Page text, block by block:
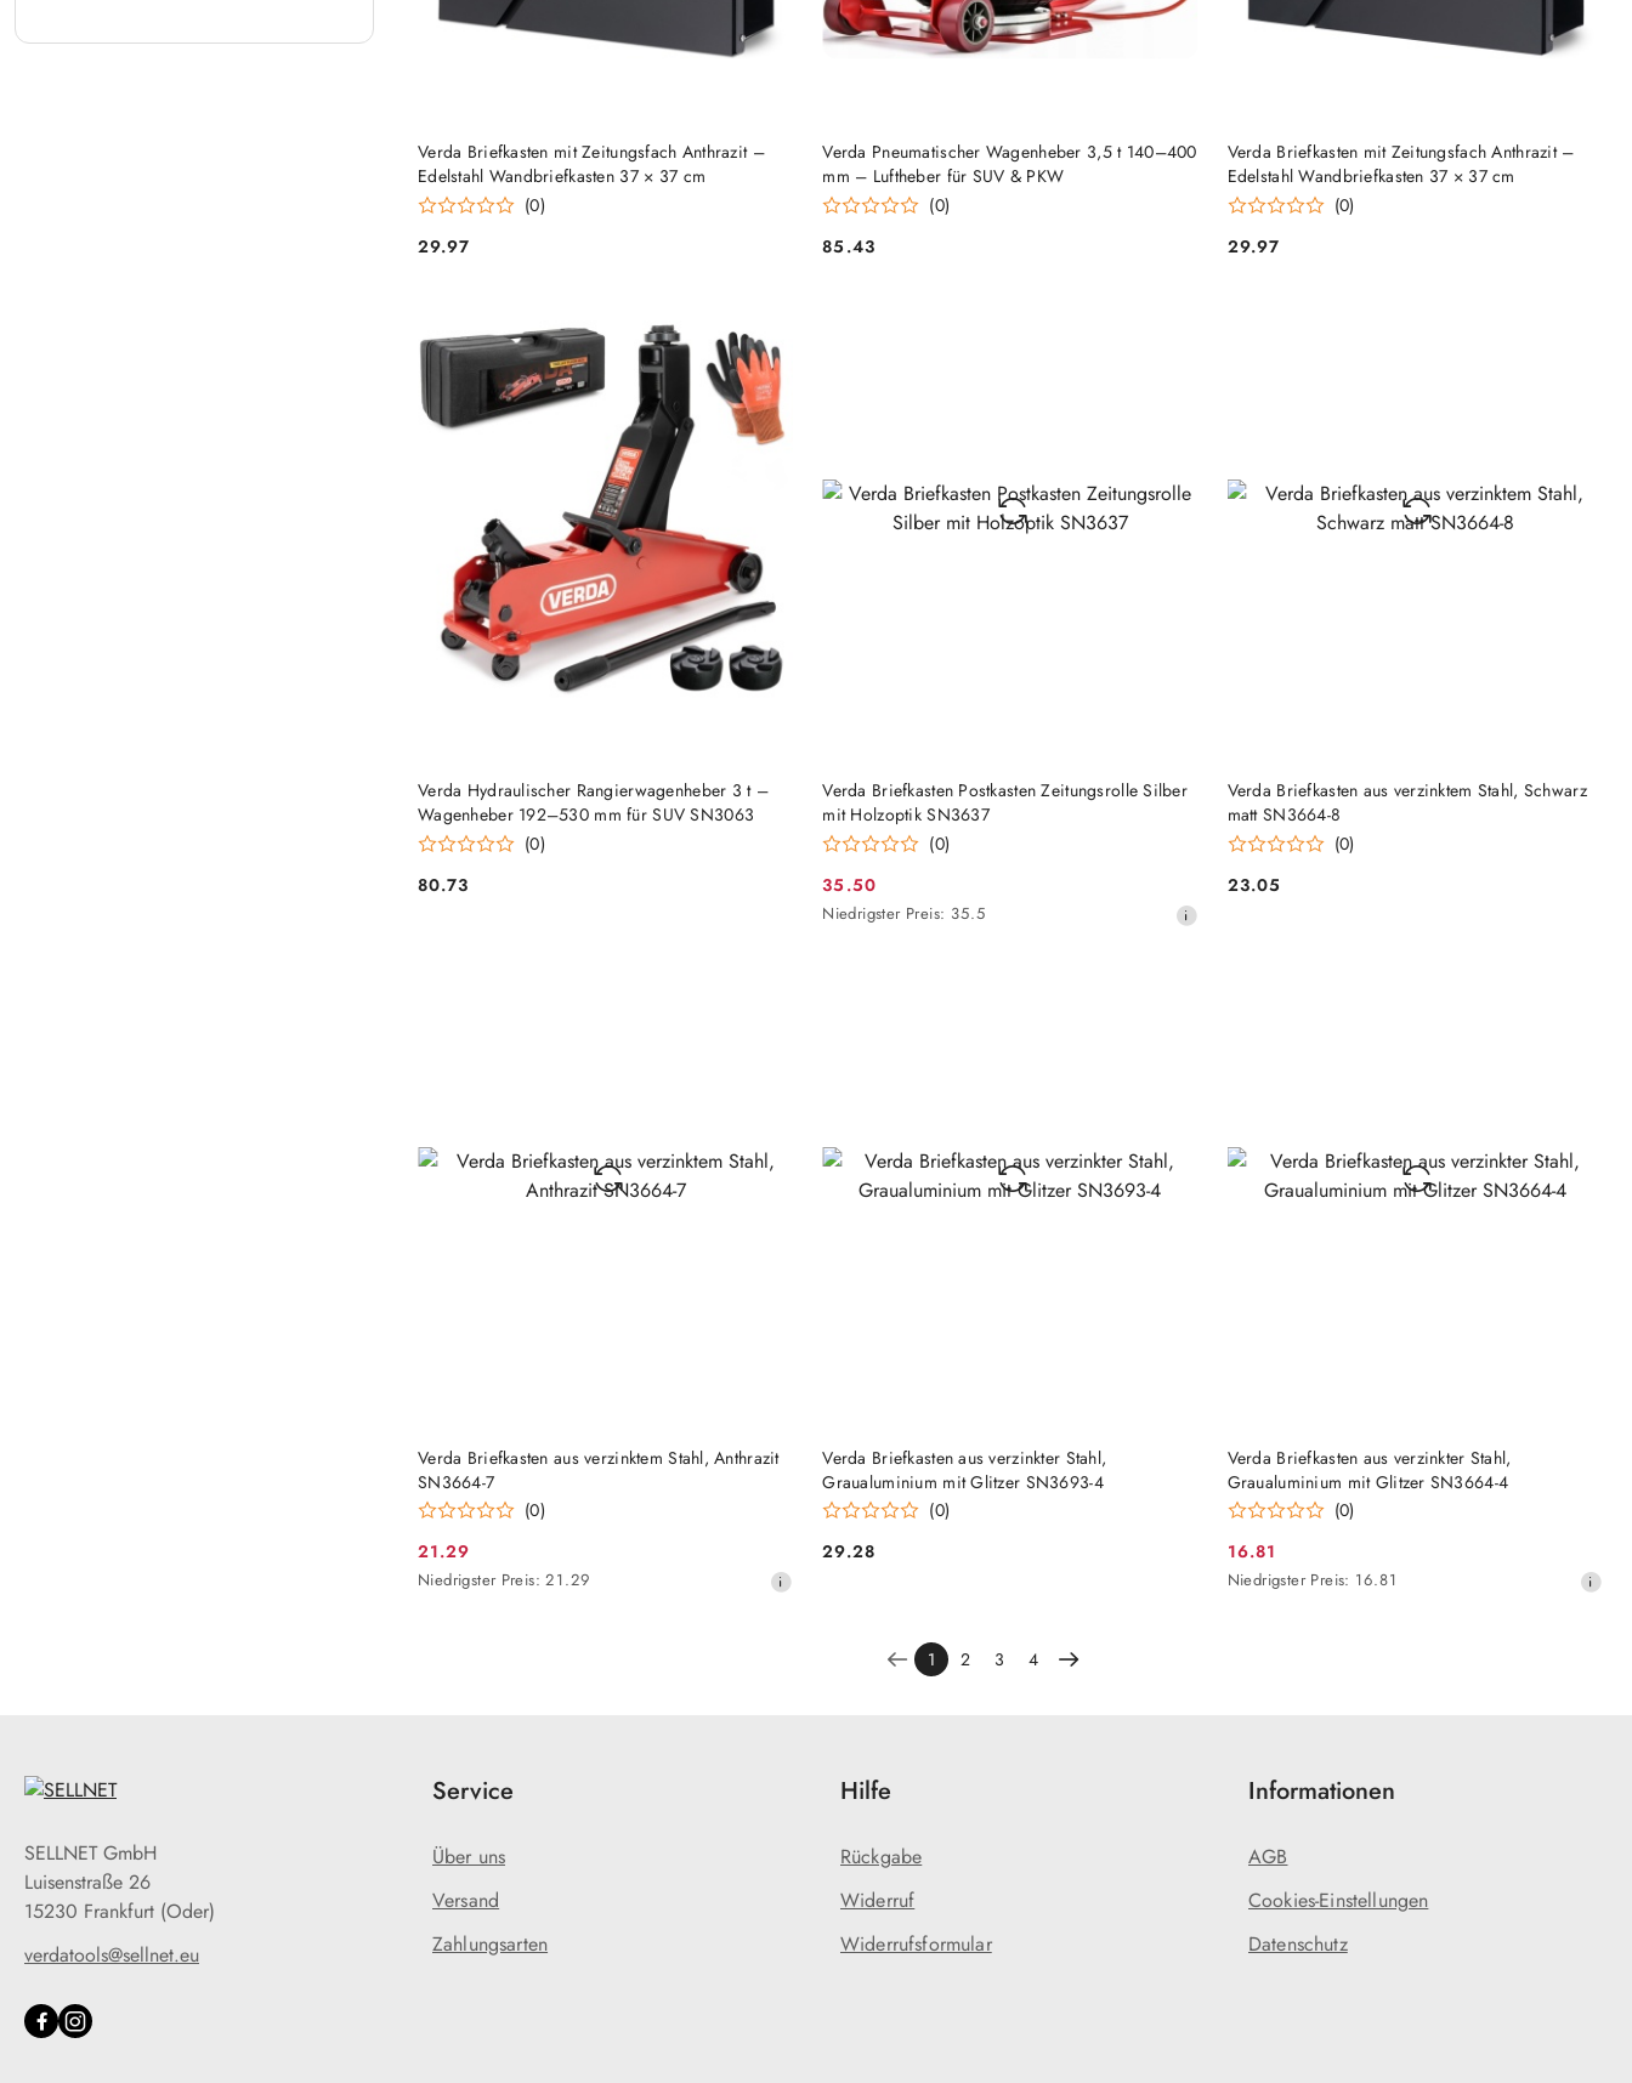
Verda Briefkasten mit Zeitungsfach Anthrazit –
Edelstahl Wandbriefkasten 37 × 37 cm
(0)
Preis:
29.97
HINZUFÜGEN
Verda Pneumatischer Wagenheber 3,5 t 140–400
mm – Luftheber für SUV & PKW
(0)
Preis:
85.43
HINZUFÜGEN
Verda Briefkasten mit Zeitungsfach Anthrazit –
Edelstahl Wandbriefkasten 37 × 37 cm
(0)
Preis:
29.97
HINZUFÜGEN
Verda Hydraulischer Rangierwagenheber 3 t –
Wagenheber 192–530 mm für SUV SN3063
(0)
Preis:
80.73
HINZUFÜGEN
Verda Briefkasten Postkasten Zeitungsrolle Silber
mit Holzoptik SN3637
(0)
Aktionspreis:
35.50
Niedrigster
Niedrigster Preis: 35.5
HINZUFÜGEN
Verda Briefkasten aus verzinktem Stahl, Schwarz
matt SN3664-8
(0)
Preis:
23.05
HINZUFÜGEN
Verda Briefkasten aus verzinktem Stahl, Anthrazit
SN3664-7
(0)
Aktionspreis:
21.29
Niedrigster
Niedrigster Preis: 21.29
HINZUFÜGEN
Verda Briefkasten aus verzinkter Stahl,
Graualuminium mit Glitzer SN3693-4
(0)
Preis:
29.28
PRODUKT MOMENTAN NICHT VERFÜGBAR
Verda Briefkasten aus verzinkter Stahl,
Graualuminium mit Glitzer SN3664-4
(0)
Aktionspreis:
16.81
Niedrigster
Niedrigster Preis: 16.81
PRODUKT MOMENTAN NICHT VERFÜGBAR
1 2 3 4
SELLNET GmbH
Luisenstraße 26
15230 Frankfurt (Oder)
verdatools@sellnet.eu
Service
Über uns
Versand
Zahlungsarten
Hilfe
Rückgabe
Widerruf
Widerrufsformular
Informationen
AGB
Cookies-Einstellungen
Datenschutz